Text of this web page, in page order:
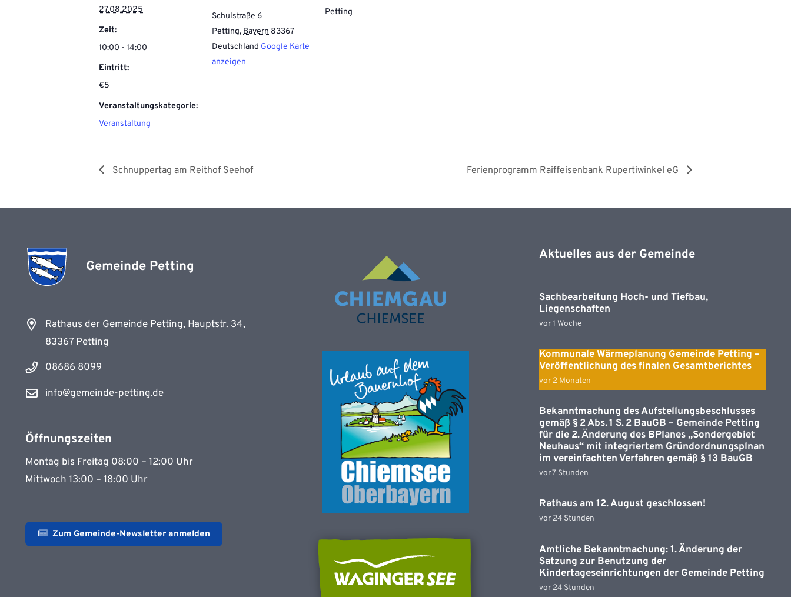
27.08.2025
Zeit:
10:00 - 14:00
Eintritt:
€5
Veranstaltungskategorie:
Veranstaltung
Schulstraße 6
Petting, Bayern 83367
Deutschland Google Karte
anzeigen
Petting
Schnuppertag am Reithof Seehof Ferienprogramm Raiffeisenbank Rupertiwinkel eG
Gemeinde Petting
Rathaus der Gemeinde Petting, Hauptstr. 34,
83367 Petting
08686 8099
info@gemeinde-petting.de
Öffnungszeiten
Montag bis Freitag 08:00 – 12:00 Uhr
Mittwoch 13:00 – 18:00 Uhr
Zum Gemeinde-Newsletter anmelden
Aktuelles aus der Gemeinde
Sachbearbeitung Hoch- und Tiefbau,
Liegenschaften
vor 1 Woche
Kommunale Wärmeplanung Gemeinde Petting –
Veröffentlichung des finalen Gesamtberichtes
vor 2 Monaten
Bekanntmachung des Aufstellungsbeschlusses
gemäß § 2 Abs. 1 S. 2 BauGB – Gemeinde Petting
für die 2. Änderung des BPlanes „Sondergebiet
Neuhaus“ mit integriertem Gründordnungsplnan
im vereinfachten Verfahren gemäß § 13 BauGB
vor 7 Stunden
Rathaus am 12. August geschlossen!
vor 24 Stunden
Amtliche Bekanntmachung: 1. Änderung der
Satzung zur Benutzung der
Kindertageseinrichtungen der Gemeinde Petting
vor 24 Stunden